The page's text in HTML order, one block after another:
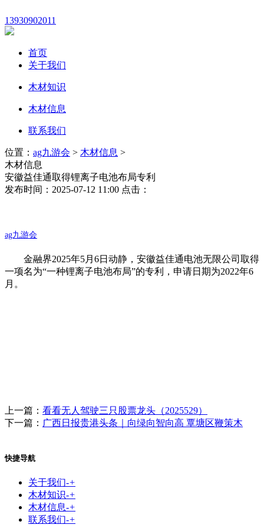
13930902011
首页
关于我们
木材知识
木材信息
联系我们
位置： ag九游会 > 木材信息 >
木材信息
安徽益佳通取得锂离子电池布局专利
发布时间：2025-07-12 11:00 点击：
ag九游会
金融界2025年5月6日动静，安徽益佳通电池无限公司取得
一项名为“一种锂离子电池布局”的专利，申请日期为2022年6
月。
上一篇： 看看无人驾驶三只股票龙头（2025529）
下一篇： 广西日报贵港头条｜向绿向智向高 覃塘区鞭策木
快捷导航
关于我们-+
木材知识-+
木材信息-+
联系我们-+